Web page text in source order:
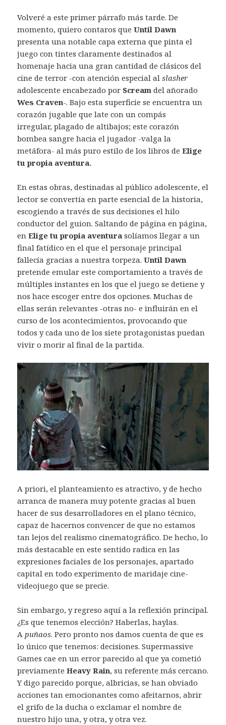
Volveré a este primer párrafo más tarde. De
momento, quiero contaros queUntil Dawn
presenta una notable capa externa que pinta el
juego con tintes claramente destinados al
homenaje hacia una gran cantidad de clásicos del
cine de terror -con atención especial alslasher
adolescente encabezado por Screamdel añorado
Wes Craven-. Bajo esta superficie se encuentra un
corazón jugable que late con un compás
irregular, plagado de altibajos; este corazón
bombea sangre hacia el jugador -valga la
metáfora- al más puro estilo de los libros deElige
tu propia aventura.
En estas obras, destinadas al público adolescente, el
lector se convertía en parte esencial de la historia,
escogiendo a través de sus decisiones el hilo
conductor del guion. Saltando de página en página,
enElige tu propia aventura solíamos llegar a un
final fatídico en el que el personaje principal
fallecía gracias a nuestra torpeza.Until Dawn
pretende emular este comportamiento a través de
múltiples instantes en los que el juego se detiene y
nos hace escoger entre dos opciones. Muchas de
ellas serán relevantes -otras no- e influirán en el
curso de los acontecimientos, provocando que
todos y cada uno de los siete protagonistas puedan
vivir o morir al final de la partida.
A priori, el planteamiento es atractivo, y de hecho
arranca de manera muy potente gracias al buen
hacer de sus desarrolladores en el plano técnico,
capaz de hacernos convencer de que no estamos
tan lejos del realismo cinematográfico. De hecho, lo
más destacable en este sentido radica en las
expresiones faciales de los personajes, apartado
capital en todo experimento de maridaje cine-
videojuego que se precie.
Sin embargo, y regreso aquí a la reflexión principal.
¿Es que tenemos elección? Haberlas, haylas.
A puñaos. Pero pronto nos damos cuenta de que es
lo único que tenemos: decisiones. Supermassive
Games cae en un error parecido al que ya cometió
previamenteHeavy Rain, su referente más cercano.
Y digo parecido porque, albricias, se han obviado
acciones tan emocionantes como afeitarnos, abrir
el grifo de la ducha o exclamar el nombre de
nuestro hijo una, y otra, y otra vez.